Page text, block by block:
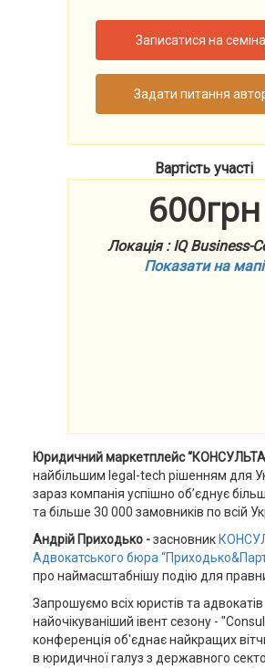
Записатися на
Задати питання
Вартість участі
600грн
Локація : IQ Business-
Показати на мапі
Юридичний маркетплейс
найбільшим legal-tech рішенням для
зараз компанія успішно об’єднує
та більше 30 000 замовників по всій
Андрій Приходько -засновник
Адвокатського бюра
про наймасштабнішу подію для
Запрошуємо всіх юристів та
найочікуваніший івент сезону -
конференція об'єднає найкращих
в юридичної галуз з державного